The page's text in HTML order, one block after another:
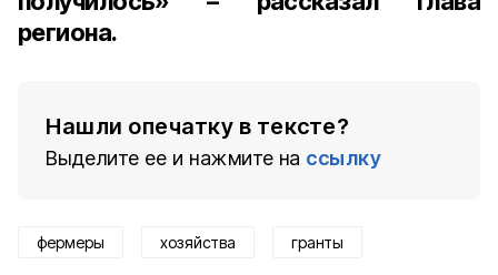
региона.
Нашли опечатку в тексте?
Выделите ее и нажмите на ссылку
фермеры хозяйства гранты